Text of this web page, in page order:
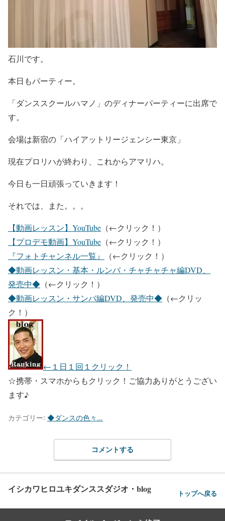
石川です。
本日もパーティー。
「ダンススクールハマノ」のディナーパーティーに出席で
す。
会場は新宿の「ハイアットリージェンシー東京」
現在プロリハが終わり、これからアマリハ。
今日も一日頑張っていきます！
それでは、また。。。
【動画レッスン】YouTube （←クリック！）
【プロデモ動画】YouTube （←クリック！）
『フォトチャンネル一覧』
（←クリック！）
◆動画レッスン・基本・ルンバ・チャチャチャ編DVD、
発売中◆ （←クリック！）
◆動画レッスン・サンバ編DVD、発売中◆ （←クリッ
ク！）
←１日１回１クリック！
☆携帯・スマホからもクリック！ご協力ありがとうござい
ます♪
カテゴリー: ◆ダンスの色々…
コメントする
イシカワヒロユキダンススダジオ・blog トップへ戻る